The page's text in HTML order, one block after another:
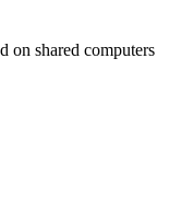
on shared computers